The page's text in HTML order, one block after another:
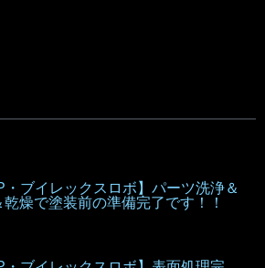
・ブイレックスロボ】パーツ洗浄＆
乾燥で塗装前の準備完了です！！